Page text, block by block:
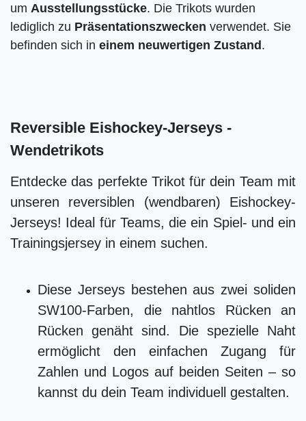
um Ausstellungsstücke. Die Trikots wurden
lediglich zu Präsentationszwecken verwendet. Sie
befinden sich in einem neuwertigen Zustand .
Reversible Eishockey-Jerseys -
Wendetrikots
Entdecke das perfekte Trikot für dein Team mit
unseren reversiblen (wendbaren) Eishockey-
Jerseys! Ideal für Teams, die ein Spiel- und ein
Trainingsjersey in einem suchen.
Diese Jerseys bestehen aus zwei soliden
SW100-Farben, die nahtlos Rücken an
Rücken genäht sind. Die spezielle Naht
ermöglicht den einfachen Zugang für
Zahlen und Logos auf beiden Seiten – so
kannst du dein Team individuell gestalten.